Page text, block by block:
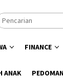
FINANCE
ANAK